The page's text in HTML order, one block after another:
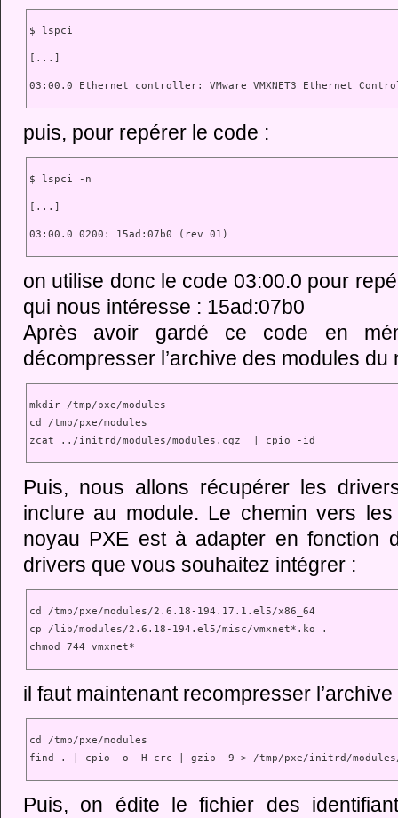
$ lspci
[...]
03:00.0 Ethernet controller: VMware VMXNET3 Ethernet
puis, pour repérer le code :
$ lspci -n
[...]
03:00.0 0200: 15ad:07b0 (rev 01)
on utilise donc le code 03:00.0 pour
qui nous intéresse : 15ad:07b0
Après avoir gardé ce code en
décompresser l’archive des modules du
mkdir /tmp/pxe/modules
cd /tmp/pxe/modules
zcat ../initrd/modules/modules.cgz  | cpio -id
Puis, nous allons récupérer les
inclure au module. Le chemin vers
noyau PXE est à adapter en fonction
drivers que vous souhaitez intégrer :
cd /tmp/pxe/modules/2.6.18-194.17.1.el5/x86_64
cp /lib/modules/2.6.18-194.el5/misc/vmxnet*.ko .
chmod 744 vmxnet*
il faut maintenant recompresser
cd /tmp/pxe/modules
find . | cpio -o -H crc | gzip -9 > /tmp/pxe/initrd/modules/
Puis, on édite le fichier des